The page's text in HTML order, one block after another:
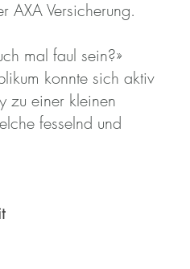
AXA Versicherung.
mal faul sein?»
konnte sich aktiv
zu einer kleinen
fesselnd und